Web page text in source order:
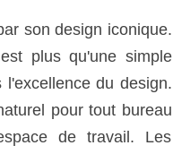
son design iconique.
plus qu'une simple
l'excellence du design.
pour tout bureau
de travail. Les